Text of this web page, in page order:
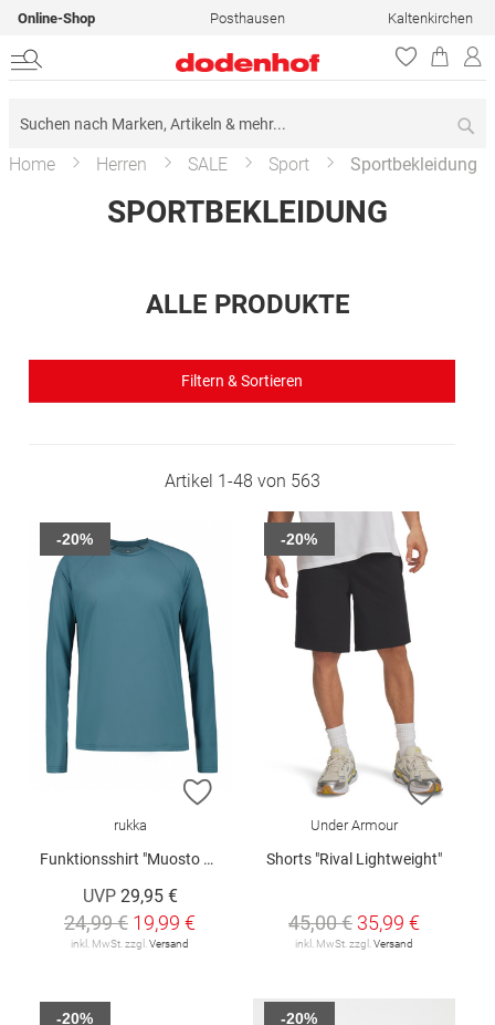
Online-Shop Posthausen Kaltenkirchen
Home Herren SALE Sport Sportbekleidung
SPORTBEKLEIDUNG
ALLE PRODUKTE
Filtern & Sortieren
Artikel 1-48 von 563
ZUR WUNSCHLISTE HINZUFÜGEN
rukka
Funktionsshirt "Muosto V2"
UVP 29,95 €
24,99 € 19,99 €
inkl. MwSt. zzgl. Versand
-20%
ZUR
Under Armour
Shorts "Rival Lightweight"
45,00 € 35,99 €
inkl. MwSt. zzgl. Versand
-20%
-20% -20%